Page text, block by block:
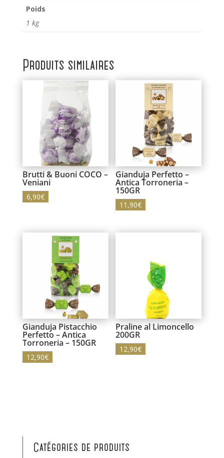
Poids
1 kg
Produits similaires
Brutti & Buoni COCO –
Veniani
6,90€
Gianduja Perfetto –
Antica Torroneria –
150GR
11,90€
Gianduja Pistacchio
Perfetto – Antica
Torroneria – 150GR
12,90€
Praline al Limoncello
200GR
12,90€
Catégories de produits